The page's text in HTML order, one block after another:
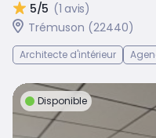
5/5 (1 avis)
Trémuson (22440)
Architecte d'intérieur
Disponible